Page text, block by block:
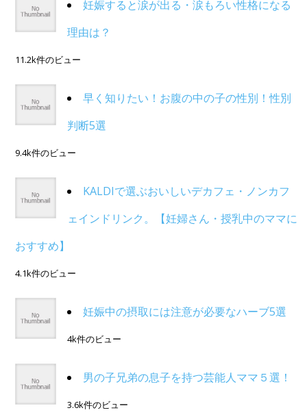
妊娠すると涙が出る・涙もろい性格になる
理由は？
11.2k件のビュー
早く知りたい！お腹の中の子の性別！性別
判断5選
9.4k件のビュー
KALDIで選ぶおいしいデカフェ・ノンカフ
ェインドリンク。【妊婦さん・授乳中のママに
おすすめ】
4.1k件のビュー
妊娠中の摂取には注意が必要なハーブ5選
4k件のビュー
男の子兄弟の息子を持つ芸能人ママ５選！
3.6k件のビュー